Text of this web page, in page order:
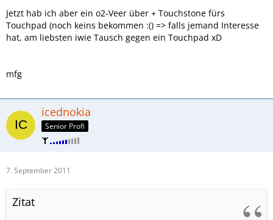
Jetzt hab ich aber ein o2-Veer über + Touchstone fürs
Touchpad (noch keins bekommen :() => falls jemand Interesse
hat, am liebsten iwie Tausch gegen ein Touchpad xD
mfg
icednokia
Senior Profi
7. September 2011
Zitat